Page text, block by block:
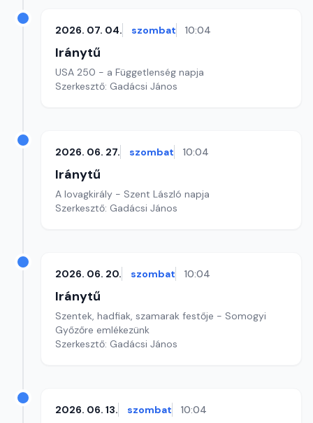
2026. 07. 04. szombat 10:04
Iránytű
USA 250 - a Függetlenség napja
Szerkesztő: Gadácsi János
2026. 06. 27. szombat 10:04
Iránytű
A lovagkirály - Szent László napja
Szerkesztő: Gadácsi János
2026. 06. 20. szombat 10:04
Iránytű
Szentek, hadfiak, szamarak festője - Somogyi
Győzőre emlékezünk
Szerkesztő: Gadácsi János
2026. 06. 13. szombat 10:04